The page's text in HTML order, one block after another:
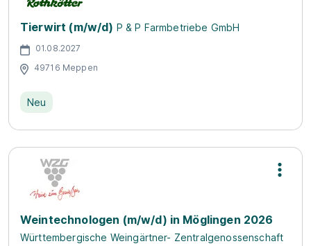
Tierwirt (m/w/d) P & P Farmbetriebe GmbH
01.08.2027
49716 Meppen
Neu
Weintechnologen (m/w/d) in Möglingen 2026
Württembergische Weingärtner- Zentralgenossenschaft